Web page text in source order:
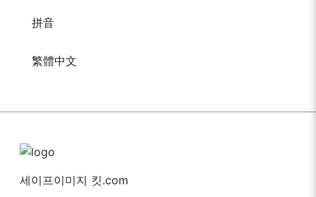
拼音
繁體中文
세이프이미지 킷.com